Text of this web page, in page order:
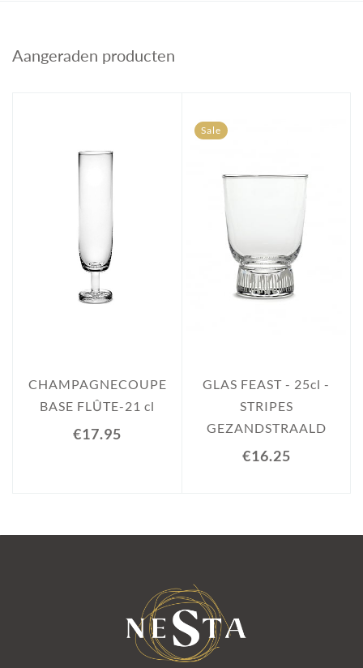
Aangeraden producten
CHAMPAGNECOUPE
BASE FLÛTE-21 cl
€17.95
Sale
GLAS FEAST - 25cl -
STRIPES
GEZANDSTRAALD
€16.25